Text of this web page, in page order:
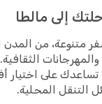
إلى مالطا
متنوعة، من المدن
تساعدك على اختيار
التنقل المحلية.